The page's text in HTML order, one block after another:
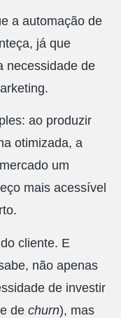
a automação de
já que
necessidade de
ao produzir
otimizada, a
um
mais acessível
cliente. E
não apenas
de investir
de churn), mas